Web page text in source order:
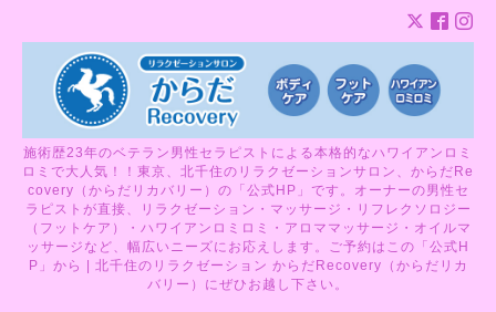
施術歴23年のベテラン男性セラピストによる本格的なハワイアンロミ
ロミで大人気！！東京、北千住のリラクゼーションサロン、からだRe
covery（からだリカバリー）の「公式HP」です。オーナーの男性セ
ラピストが直接、リラクゼーション・マッサージ・リフレクソロジー
（フットケア）・ハワイアンロミロミ・アロママッサージ・オイルマ
ッサージなど、幅広いニーズにお応えします。ご予約はこの「公式H
P」から | 北千住のリラクゼーション からだRecovery（からだリカ
バリー）にぜひお越し下さい。